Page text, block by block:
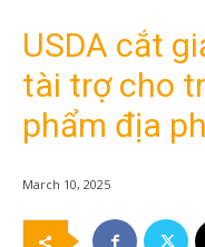
USDA cắt
tài trợ cho
phẩm địa
March 10, 2025